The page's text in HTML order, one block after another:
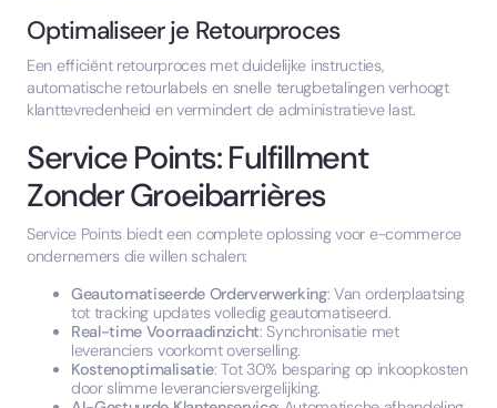
Optimaliseer je Retourproces
Een efficiënt retourproces met duidelijke instructies,
automatische retourlabels en snelle terugbetalingen verhoogt
klanttevredenheid en vermindert de administratieve last.
Service Points: Fulfillment
Zonder Groeibarrières
Service Points biedt een complete oplossing voor e-commerce
ondernemers die willen schalen:
Geautomatiseerde Orderverwerking: Van orderplaatsing
tot tracking updates volledig geautomatiseerd.
Real-time Voorraadinzicht: Synchronisatie met
leveranciers voorkomt overselling.
Kostenoptimalisatie: Tot 30% besparing op inkoopkosten
door slimme leveranciersvergelijking.